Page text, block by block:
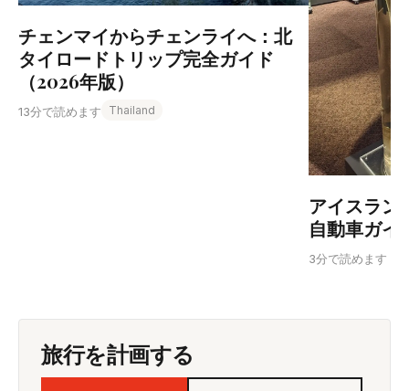
チェンマイからチェンライへ：北
タイロードトリップ完全ガイド
（2026年版）
13分で読めます Thailand
アイスラン
自動車ガイ
3分で読めます
旅行を計画する